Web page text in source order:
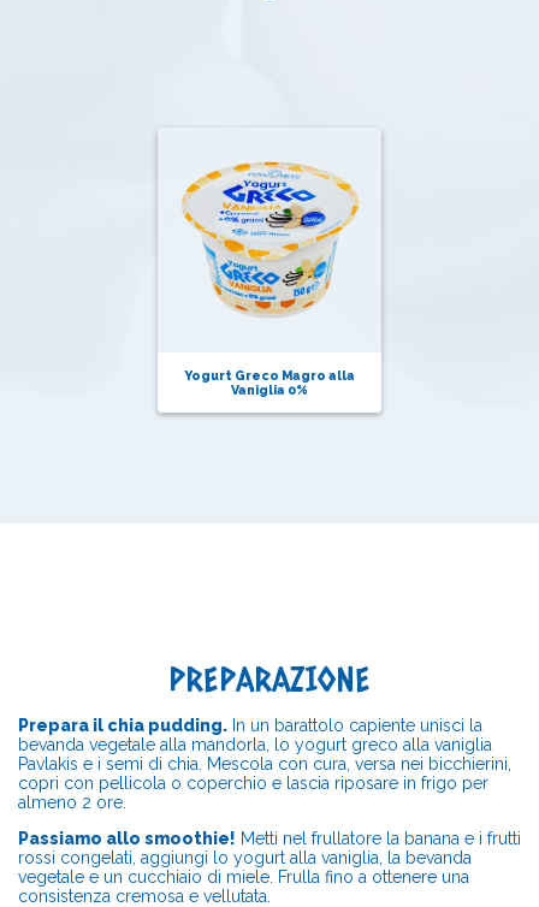
Yogurt Greco Magro alla
Vaniglia 0%
PREPARAZIONE
Prepara il chia pudding. In un barattolo capiente unisci la
bevanda vegetale alla mandorla, lo yogurt greco alla vaniglia
Pavlakis e i semi di chia. Mescola con cura, versa nei bicchierini,
copri con pellicola o coperchio e lascia riposare in frigo per
almeno 2 ore.
Passiamo allo smoothie! Metti nel frullatore la banana e i frutti
rossi congelati, aggiungi lo yogurt alla vaniglia, la bevanda
vegetale e un cucchiaio di miele. Frulla fino a ottenere una
consistenza cremosa e vellutata.